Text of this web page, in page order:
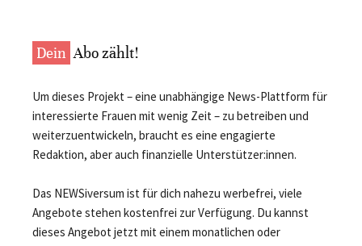
Dein Abo zählt!
Um dieses Projekt – eine unabhängige News-Plattform für
interessierte Frauen mit wenig Zeit – zu betreiben und
weiterzuentwickeln, braucht es eine engagierte
Redaktion, aber auch finanzielle Unterstützer:innen.
Das NEWSiversum ist für dich nahezu werbefrei, viele
Angebote stehen kostenfrei zur Verfügung. Du kannst
dieses Angebot jetzt mit einem monatlichen oder